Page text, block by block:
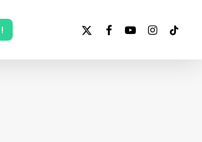
x-
facebookyoutubeinstagram
tiktok